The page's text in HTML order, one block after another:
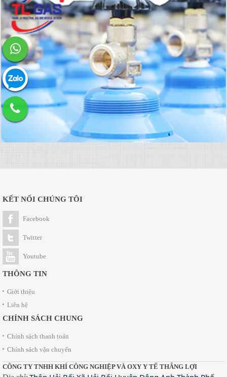
KẾT NỐI CHÚNG TÔI
Facebook
Twitter
Youtube
THÔNG TIN
Giới thiệu
Liên hệ
CHÍNH SÁCH CHUNG
Chính sách thanh toán
Chính sách vận chuyển
CÔNG TY TNHH KHÍ CÔNG NGHIỆP VÀ OXY Y TẾ THẮNG LỢI